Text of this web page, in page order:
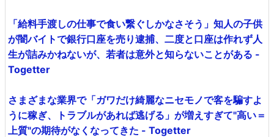
「給料手渡しの仕事で食い繋ぐしかなさそう」知人の子供
が闇バイトで銀行口座を売り逮捕、二度と口座は作れず人
生が詰みかねないが、若者は意外と知らないことがある -
Togetter
さまざまな業界で「ガワだけ綺麗なニセモノで客を騙すよ
うに稼ぎ、トラブルがあれば逃げる」が増えすぎて"高い＝
上質"の期待がなくなってきた - Togetter